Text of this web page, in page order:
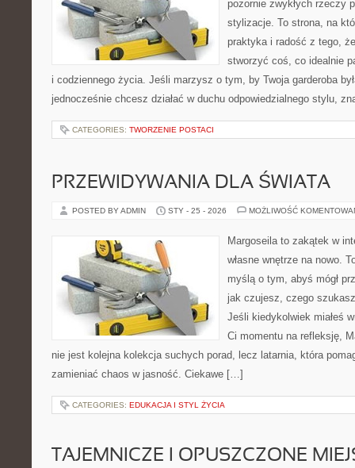
pozornie zwykłych rzeczy
stylizacje. To strona, na
praktyka i radość z tego,
stworzyć coś, co idealnie
i codziennego życia. Jeśli marzysz o tym, by Twoja garderoba
jednocześnie chcesz działać w duchu odpowiedzialnego stylu,
CATEGORIES: TWORZENIE POSTACI
PRZEWIDYWANIA DLA ŚWIATA
POSTED BY ADMIN STY - 25 - 2026 MOŻLIWOŚĆ
Margoseila to zakątek w
własne wnętrze na nowo.
myślą o tym, abyś mógł
jak czujesz, czego
Jeśli kiedykolwiek miałeś
Ci momentu na refleksję,
nie jest kolejna kolekcja suchych porad, lecz latarnia, która
zamieniać chaos w jasność. Ciekawe […]
CATEGORIES: EDUKACJA I STYL ŻYCIA
TAJEMNICZE I OPUSZCZONE